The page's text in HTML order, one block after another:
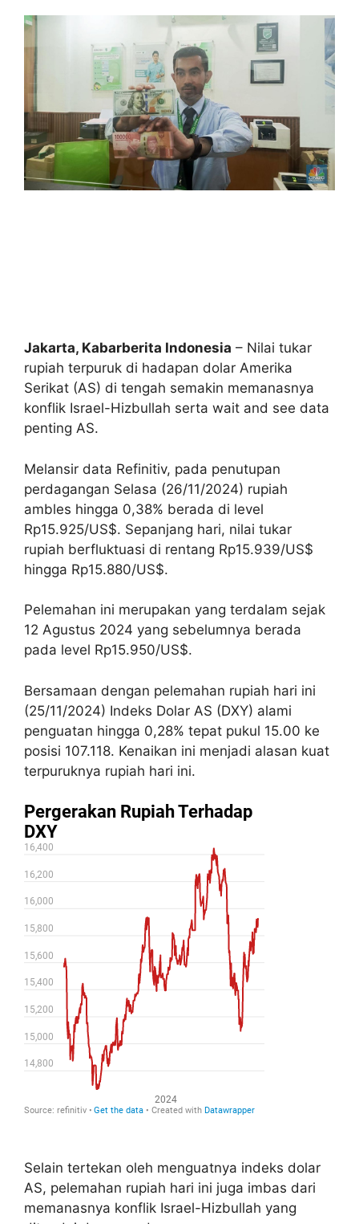
Jakarta, Kabarberita Indonesia – Nilai tukar
rupiah terpuruk di hadapan dolar Amerika
Serikat (AS) di tengah semakin memanasnya
konflik Israel-Hizbullah serta wait and see data
penting AS.
Melansir data Refinitiv, pada penutupan
perdagangan Selasa (26/11/2024) rupiah
ambles hingga 0,38% berada di level
Rp15.925/US$. Sepanjang hari, nilai tukar
rupiah berfluktuasi di rentang Rp15.939/US$
hingga Rp15.880/US$.
Pelemahan ini merupakan yang terdalam sejak
12 Agustus 2024 yang sebelumnya berada
pada level Rp15.950/US$.
Bersamaan dengan pelemahan rupiah hari ini
(25/11/2024) Indeks Dolar AS (DXY) alami
penguatan hingga 0,28% tepat pukul 15.00 ke
posisi 107.118. Kenaikan ini menjadi alasan kuat
terpuruknya rupiah hari ini.
Selain tertekan oleh menguatnya indeks dolar
AS, pelemahan rupiah hari ini juga imbas dari
memanasnya konflik Israel-Hizbullah yang